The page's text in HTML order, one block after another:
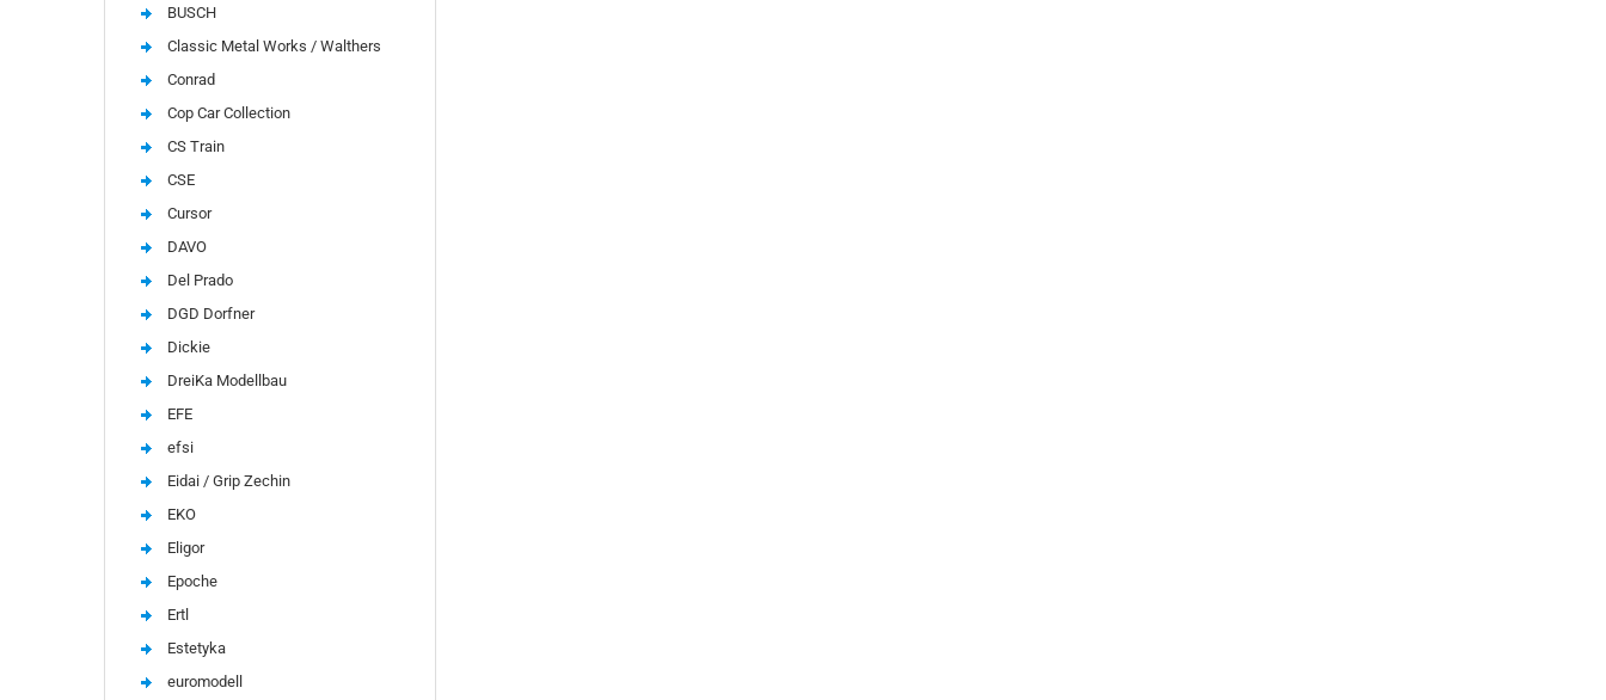
BUSCH
Classic Metal Works / Walthers
Conrad
Cop Car Collection
CS Train
CSE
Cursor
DAVO
Del Prado
DGD Dorfner
Dickie
DreiKa Modellbau
EFE
efsi
Eidai / Grip Zechin
EKO
Eligor
Epoche
Ertl
Estetyka
euromodell